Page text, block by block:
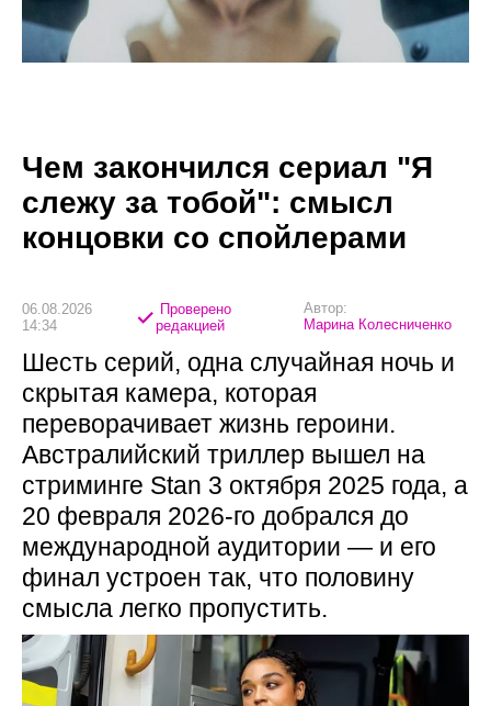
Чем закончился сериал "Я
слежу за тобой": смысл
концовки со спойлерами
06.08.2026
14:34
Проверено
редакцией
Автор:
Марина Колесниченко
Шесть серий, одна случайная ночь и
скрытая камера, которая
переворачивает жизнь героини.
Австралийский триллер вышел на
стриминге Stan 3 октября 2025 года, а
20 февраля 2026-го добрался до
международной аудитории — и его
финал устроен так, что половину
смысла легко пропустить.